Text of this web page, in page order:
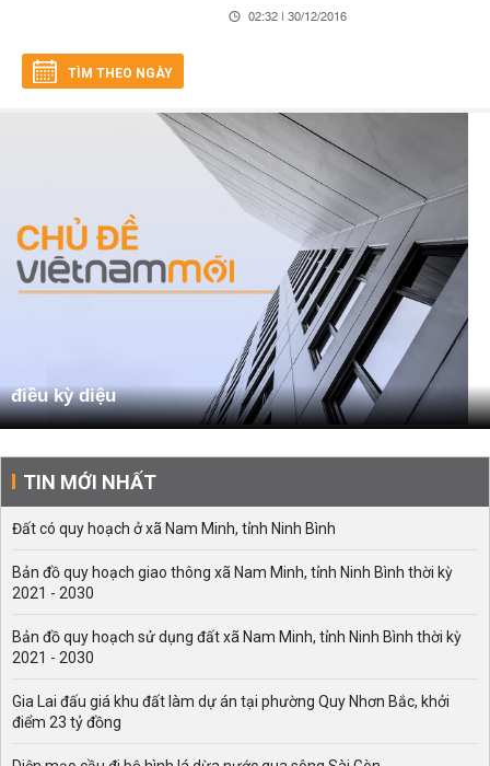
02:32 | 30/12/2016
TÌM THEO NGÀY
điều kỳ diệu
TIN MỚI NHẤT
Đất có quy hoạch ở xã Nam Minh, tỉnh Ninh Bình
Bản đồ quy hoạch giao thông xã Nam Minh, tỉnh Ninh Bình thời kỳ
2021 - 2030
Bản đồ quy hoạch sử dụng đất xã Nam Minh, tỉnh Ninh Bình thời kỳ
2021 - 2030
Gia Lai đấu giá khu đất làm dự án tại phường Quy Nhơn Bắc, khởi
điểm 23 tỷ đồng